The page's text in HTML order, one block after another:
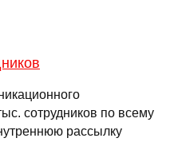
сотрудников по всему
рассылку